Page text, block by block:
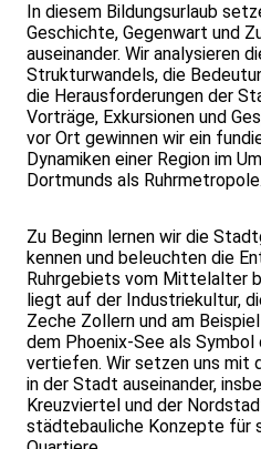
In diesem Bildungsurlaub
Geschichte, Gegenwart und
auseinander. Wir analysieren
Strukturwandels, die
die Herausforderungen der
Vorträge, Exkursionen und
vor Ort gewinnen wir ein
Dynamiken einer Region im
Dortmunds als Ruhrmetropole.
Zu Beginn lernen wir die
kennen und beleuchten die
Ruhrgebiets vom Mittelalter
liegt auf der Industriekultur,
Zeche Zollern und am
dem Phoenix-See als
vertiefen. Wir setzen uns mit
in der Stadt auseinander,
Kreuzviertel und der
städtebauliche Konzepte für